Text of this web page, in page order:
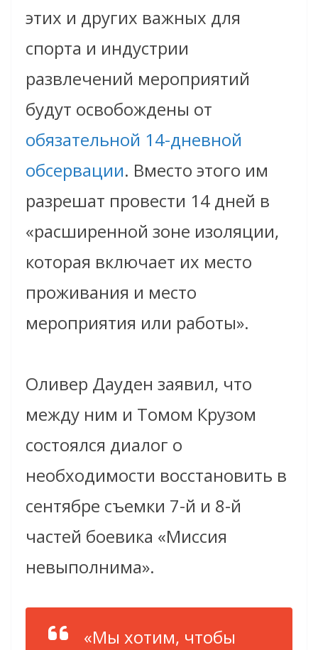
этих и других важных для
спорта и индустрии
развлечений мероприятий
будут освобождены от
обязательной 14-дневной
обсервации. Вместо этого им
разрешат провести 14 дней в
«расширенной зоне изоляции,
которая включает их место
проживания и место
мероприятия или работы».
Оливер Дауден заявил, что
между ним и Томом Крузом
состоялся диалог о
необходимости восстановить в
сентябре съемки 7-й и 8-й
частей боевика «Миссия
невыполнима».
«Мы хотим, чтобы